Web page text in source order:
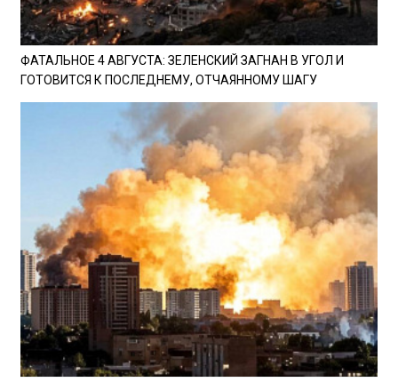
ФАТАЛЬНОЕ 4 АВГУСТА: ЗЕЛЕНСКИЙ ЗАГНАН В УГОЛ И
ГОТОВИТСЯ К ПОСЛЕДНЕМУ, ОТЧАЯННОМУ ШАГУ